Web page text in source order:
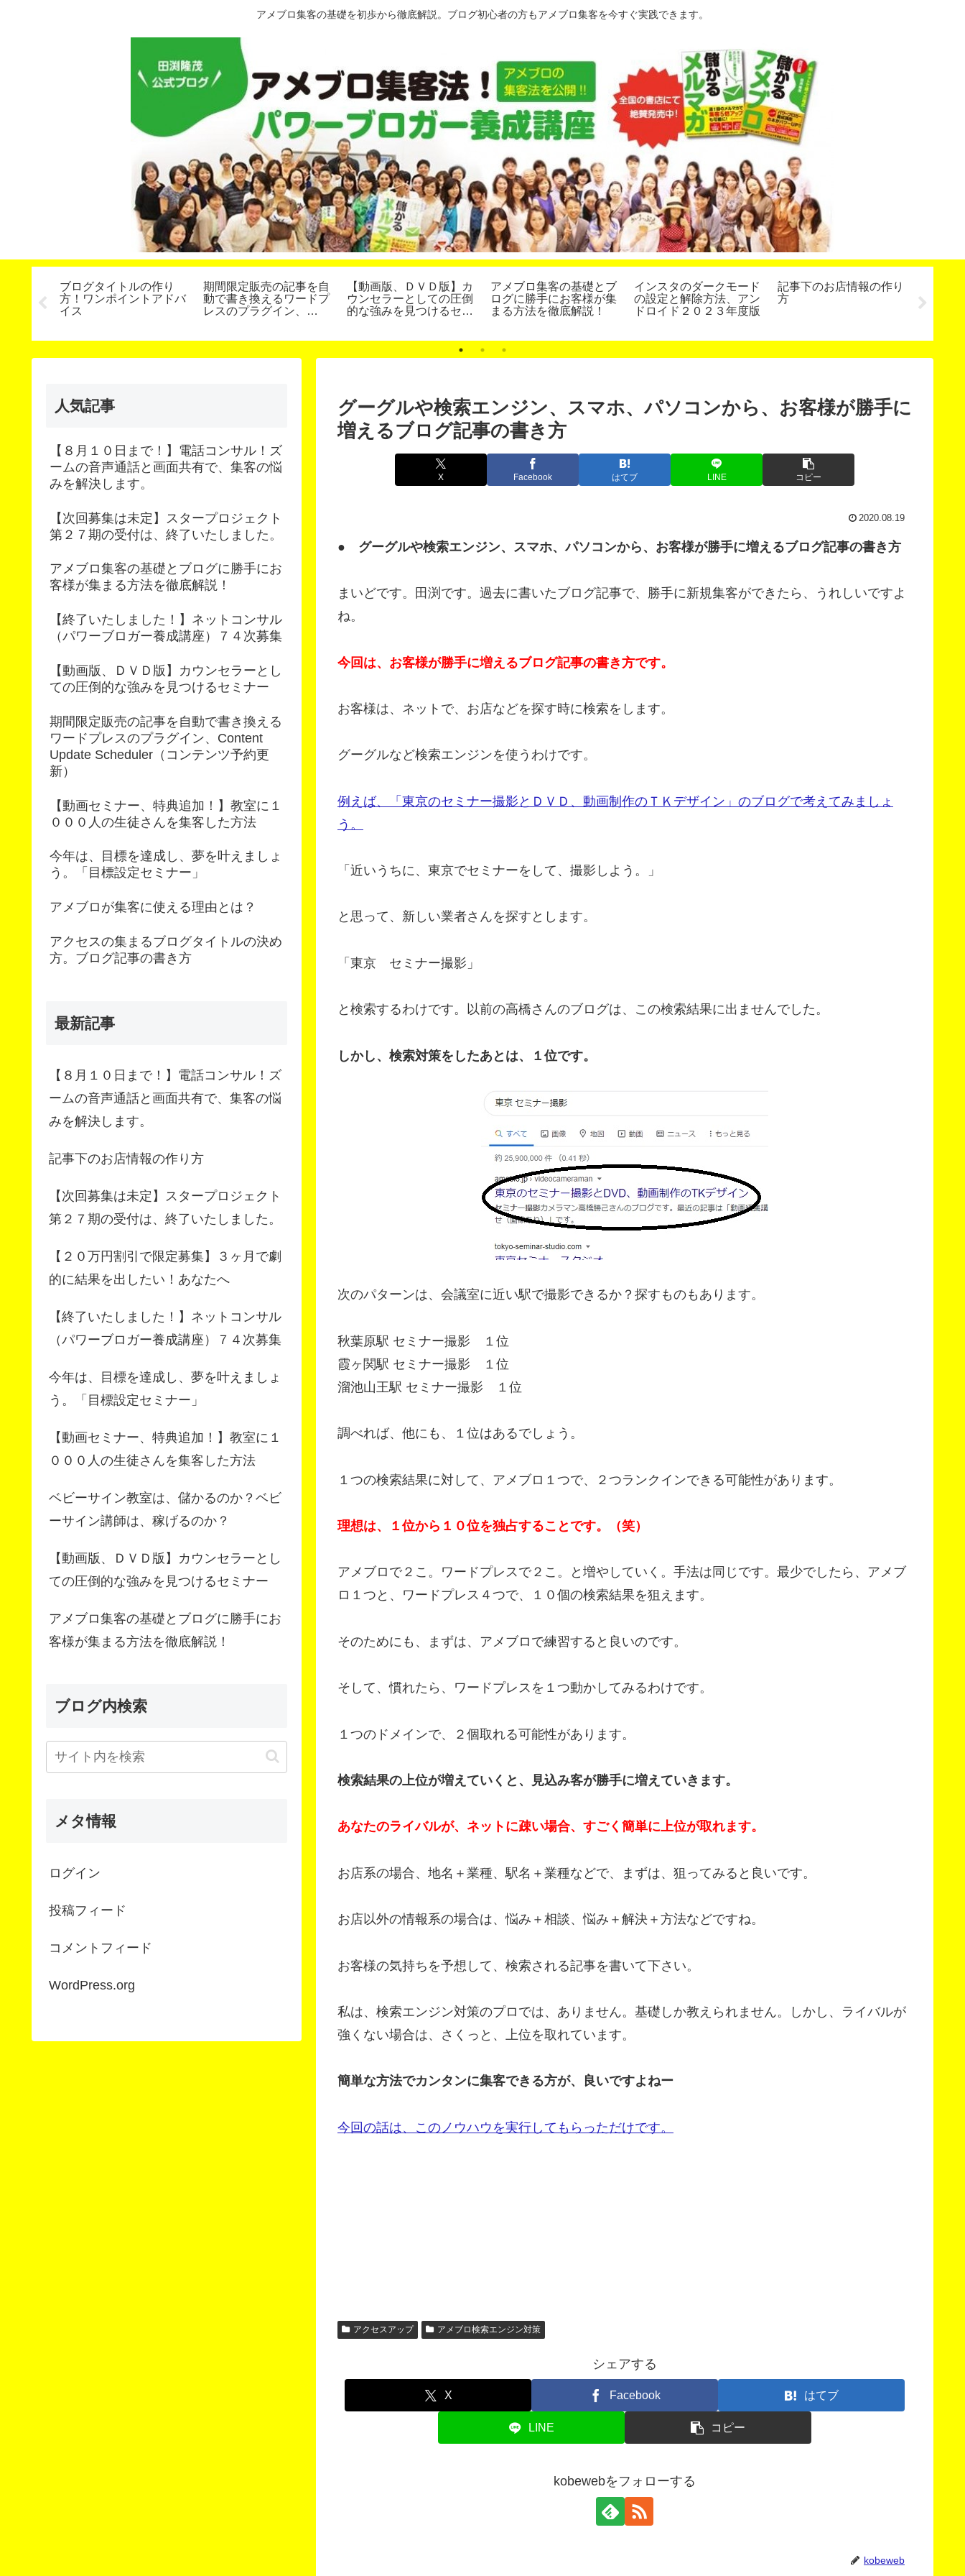
アメブロ集客の基礎を初歩から徹底解説。ブログ初心者の方もアメブロ集客を今すぐ実践できます。
２７期
ブログタイトルの作り
方！ワンポイントアドバ
イス
期間限定販売の記事を自
動で書き換えるワードプ
レスのプラグイン、
【動画版、ＤＶＤ版】カ
ウンセラーとしての圧倒
的な強みを見つけるセミ
アメブロ集客の基礎とブ
ログに勝手にお客様が集
まる方法を徹底解説！
インスタのダークモード
の設定と解除方法、アン
ドロイド２０２３年度版
記事下のお店情報の作り
方
にする
講師養
グーグルや検索エンジン、スマホ、パソコンから、お客様が勝手に
増えるブログ記事の書き方
X Facebook はてブ LINE コピー
2020.08.19
● グーグルや検索エンジン、スマホ、パソコンから、お客様が勝手に増えるブログ記事の書き方
まいどです。田渕です。過去に書いたブログ記事で、勝手に新規集客ができたら、うれしいですよ
ね。
今回は、お客様が勝手に増えるブログ記事の書き方です。
お客様は、ネットで、お店などを探す時に検索をします。
グーグルなど検索エンジンを使うわけです。
例えば、「東京のセミナー撮影とＤＶＤ、動画制作のＴＫデザイン」のブログで考えてみましょ
う。
「近いうちに、東京でセミナーをして、撮影しよう。」
と思って、新しい業者さんを探すとします。
「東京 セミナー撮影」
と検索するわけです。以前の高橋さんのブログは、この検索結果に出ませんでした。
しかし、検索対策をしたあとは、１位です。
次のパターンは、会議室に近い駅で撮影できるか？探すものもあります。
秋葉原駅 セミナー撮影 １位
霞ヶ関駅 セミナー撮影 １位
溜池山王駅 セミナー撮影 １位
調べれば、他にも、１位はあるでしょう。
１つの検索結果に対して、アメブロ１つで、２つランクインできる可能性があります。
理想は、１位から１０位を独占することです。（笑）
アメブロで２こ。ワードプレスで２こ。と増やしていく。手法は同じです。最少でしたら、アメブ
ロ１つと、ワードプレス４つで、１０個の検索結果を狙えます。
そのためにも、まずは、アメブロで練習すると良いのです。
そして、慣れたら、ワードプレスを１つ動かしてみるわけです。
１つのドメインで、２個取れる可能性があります。
検索結果の上位が増えていくと、見込み客が勝手に増えていきます。
あなたのライバルが、ネットに疎い場合、すごく簡単に上位が取れます。
お店系の場合、地名＋業種、駅名＋業種などで、まずは、狙ってみると良いです。
お店以外の情報系の場合は、悩み＋相談、悩み＋解決＋方法などですね。
お客様の気持ちを予想して、検索される記事を書いて下さい。
私は、検索エンジン対策のプロでは、ありません。基礎しか教えられません。しかし、ライバルが
強くない場合は、さくっと、上位を取れています。
簡単な方法でカンタンに集客できる方が、良いですよねー
今回の話は、このノウハウを実行してもらっただけです。
アクセスアップ アメブロ検索エンジン対策
シェアする
X Facebook はてブ
LINE コピー
kobewebをフォローする
kobeweb
人気記事
【８月１０日まで！】電話コンサル！ズ
ームの音声通話と画面共有で、集客の悩
みを解決します。
【次回募集は未定】スタープロジェクト
第２７期の受付は、終了いたしました。
アメブロ集客の基礎とブログに勝手にお
客様が集まる方法を徹底解説！
【終了いたしました！】ネットコンサル
（パワーブロガー養成講座）７４次募集
【動画版、ＤＶＤ版】カウンセラーとし
ての圧倒的な強みを見つけるセミナー
期間限定販売の記事を自動で書き換える
ワードプレスのプラグイン、Content
Update Scheduler（コンテンツ予約更
新）
【動画セミナー、特典追加！】教室に１
０００人の生徒さんを集客した方法
今年は、目標を達成し、夢を叶えましょ
う。「目標設定セミナー」
アメブロが集客に使える理由とは？
アクセスの集まるブログタイトルの決め
方。ブログ記事の書き方
最新記事
【８月１０日まで！】電話コンサル！ズ
ームの音声通話と画面共有で、集客の悩
みを解決します。
記事下のお店情報の作り方
【次回募集は未定】スタープロジェクト
第２７期の受付は、終了いたしました。
【２０万円割引で限定募集】３ヶ月で劇
的に結果を出したい！あなたへ
【終了いたしました！】ネットコンサル
（パワーブロガー養成講座）７４次募集
今年は、目標を達成し、夢を叶えましょ
う。「目標設定セミナー」
【動画セミナー、特典追加！】教室に１
０００人の生徒さんを集客した方法
ベビーサイン教室は、儲かるのか？ベビ
ーサイン講師は、稼げるのか？
【動画版、ＤＶＤ版】カウンセラーとし
ての圧倒的な強みを見つけるセミナー
アメブロ集客の基礎とブログに勝手にお
客様が集まる方法を徹底解説！
ブログ内検索
メタ情報
ログイン
投稿フィード
コメントフィード
WordPress.org